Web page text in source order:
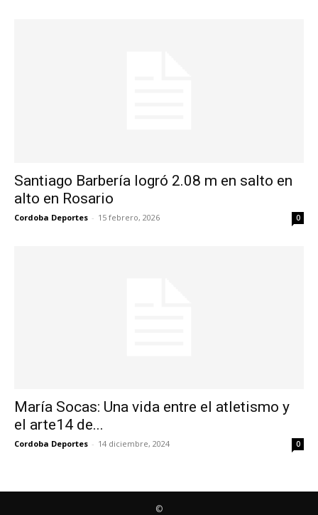
Santiago Barbería logró 2.08 m en salto en
alto en Rosario
Cordoba Deportes - 15 febrero, 2026 0
María Socas: Una vida entre el atletismo y
el arte14 de...
Cordoba Deportes - 14 diciembre, 2024 0
©